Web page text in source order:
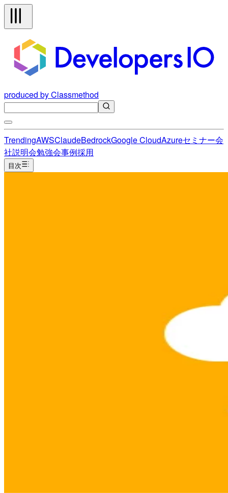
produced by Classmethod
TrendingAWSClaudeBedrockGoogle CloudAzureセミナー会
社説明会勉強会事例採用
目次